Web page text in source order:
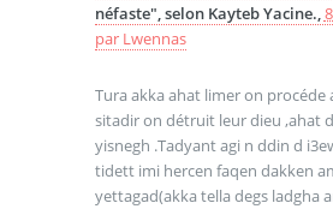
néfaste", selon Kayteb Yacine.,
par Lwennas
Tura akka ahat limer on procéde
sitadir on détruit leur dieu ,ahat
yisnegh .Tadyant agi n ddin d
tidett imi hercen faqen dakken
yettagad(akka tella degs ladgha